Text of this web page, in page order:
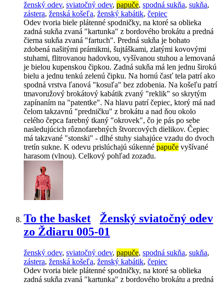
ženský odev, sviatočný odev, papuče, spodná sukňa, sukňa,
zástera, ženská košeľa, ženský kabátik, čepiec
Odev tvoria biele plátenné spodničky, na ktoré sa oblieka
zadná sukňa zvaná "kartunka" z bordového brokátu a predná
čierna sukňa zvaná "fartuch". Predná sukňa je bohato
zdobená našitými prámikmi, šujtáškami, zlatými kovovými
stuhami, flitrovanou hadovkou, vyšívanou stuhou a lemovaná
je bielou kupenskou čipkou. Zadná sukňa má len jednu širokú
bielu a jednu tenkú zelenú čipku. Na hornú časť tela patrí ako
spodná vrstva ľanová "kosuľa" bez zdobenia. Na košeľu patrí
tmavoružový brokátový kabátik zvaný "reklik" so skrytým
zapínaním na "patentke". Na hlavu patrí čepiec, ktorý má nad
čelom takzavnú "predničku" z brokátu a nad ňou okolo
celého čepca farebný tkaný "okrovek", čo je pás po sebe
nasledujúcich rôznofarebných štvorcových dielikov. Čepiec
má takzvané "stonski" - dlhé stuhy siahajúce vzadu do dvoch
tretín sukne. K odevu prislúchajú súkenné papuče vyšívané
harasom (vlnou). Celkový pohľad zozadu.
To the basket
Ženský sviatočný odev
zo Ždiaru 005-01
ženský odev, sviatočný odev, papuče, spodná sukňa, sukňa,
zástera, ženská košeľa, ženský kabátik, čepiec
Odev tvoria biele plátenné spodničky, na ktoré sa oblieka
zadná sukňa zvaná "kartunka" z bordového brokátu a predná